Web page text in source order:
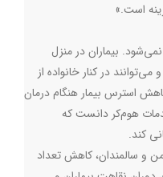
است.»
بیماران در منزل
در کنار خانواده از
استرس بیمار هنگام درمان
هوم‌کر دانست که
کند.
و سالمندان، کاهش تعداد